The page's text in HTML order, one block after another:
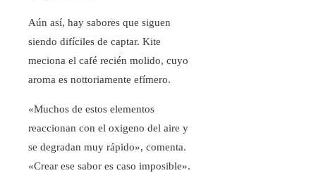
Aún así, hay sabores que siguen
siendo difíciles de captar. Kite
meciona el café recién molido, cuyo
aroma es nottoriamente efímero.
«Muchos de estos elementos
reaccionan con el oxigeno del aire y
se degradan muy rápido», comenta.
«Crear ese sabor es caso imposible».